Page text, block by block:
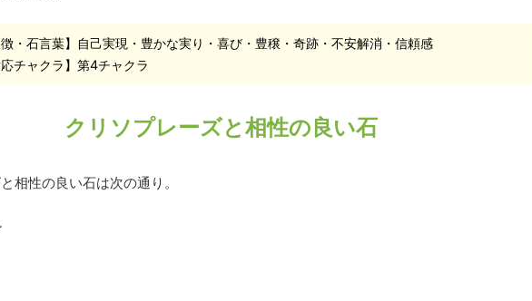
徴・石言葉】自己実現・豊かな実り・喜び・豊穣・奇跡・不安解消・信頼感
応チャクラ】第4チャクラ
クリソプレーズと相性の良い石
相性の良い石は次の通り。